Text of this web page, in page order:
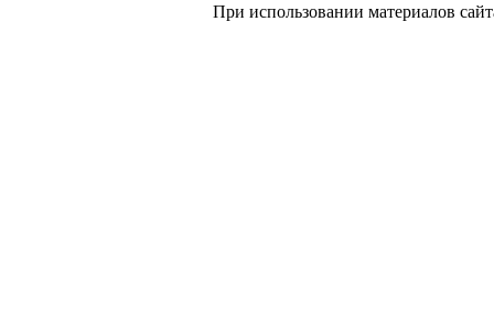
При использовании материалов